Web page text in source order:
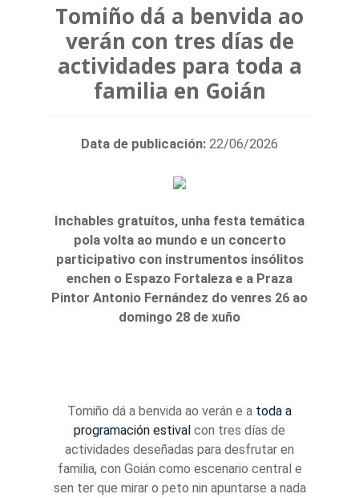
Tomiño dá a benvida ao
verán con tres días de
actividades para toda a
familia en Goián
Data de publicación: 22/06/2026
Inchables gratuítos, unha festa temática
pola volta ao mundo e un concerto
participativo con instrumentos insólitos
enchen o Espazo Fortaleza e a Praza
Pintor Antonio Fernández do venres 26 ao
domingo 28 de xuño
Tomiño dá a benvida ao verán e a toda a
programación estival con tres días de
actividades deseñadas para desfrutar en
familia, con Goián como escenario central e
sen ter que mirar o peto nin apuntarse a nada